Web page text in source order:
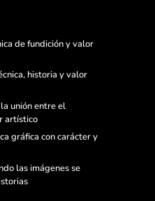
de fundición y valor
historia y valor
unión entre el
artístico
gráfica con carácter y
las imágenes se